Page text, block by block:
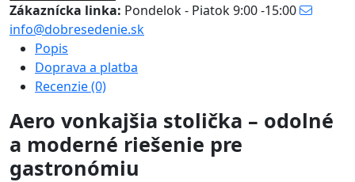
Zákaznícka linka: Pondelok - Piatok 9:00 -15:00
info@dobresedenie.sk
Popis
Doprava a platba
Recenzie (0)
Aero vonkajšia stolička – odolné
a moderné riešenie pre
gastronómiu